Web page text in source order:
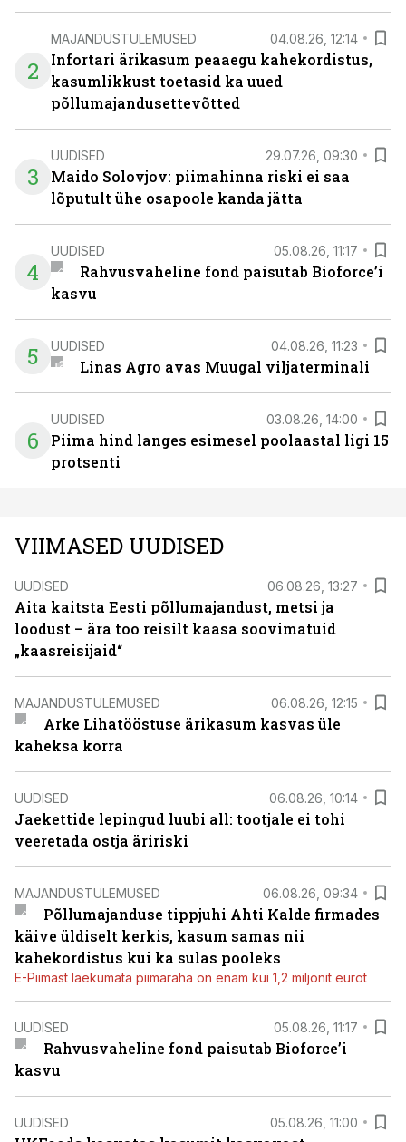
2
MAJANDUSTULEMUSED 04.08.26, 12:14
Infortari ärikasum peaaegu kahekordistus,
kasumlikkust toetasid ka uued
põllumajandusettevõtted
3
UUDISED 29.07.26, 09:30
Maido Solovjov: piimahinna riski ei saa
lõputult ühe osapoole kanda jätta
4
UUDISED 05.08.26, 11:17
Rahvusvaheline fond paisutab Bioforce’i
kasvu
5 UUDISED 04.08.26, 11:23
Linas Agro avas Muugal viljaterminali
6
UUDISED 03.08.26, 14:00
Piima hind langes esimesel poolaastal ligi 15
protsenti
VIIMASED UUDISED
UUDISED 06.08.26, 13:27
Aita kaitsta Eesti põllumajandust, metsi ja
loodust – ära too reisilt kaasa soovimatuid
„kaasreisijaid“
MAJANDUSTULEMUSED 06.08.26, 12:15
Arke Lihatööstuse ärikasum kasvas üle
kaheksa korra
UUDISED 06.08.26, 10:14
Jaekettide lepingud luubi all: tootjale ei tohi
veeretada ostja äririski
MAJANDUSTULEMUSED 06.08.26, 09:34
Põllumajanduse tippjuhi Ahti Kalde firmades
käive üldiselt kerkis, kasum samas nii
kahekordistus kui ka sulas pooleks
E-Piimast laekumata piimaraha on enam kui 1,2 miljonit eurot
UUDISED 05.08.26, 11:17
Rahvusvaheline fond paisutab Bioforce’i
kasvu
UUDISED 05.08.26, 11:00